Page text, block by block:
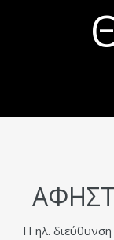
Η ηλ. διεύθυνση